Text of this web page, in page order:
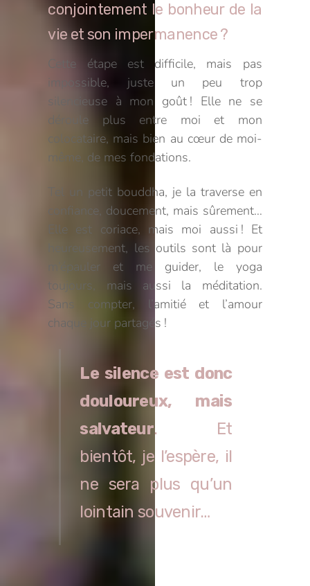
conjointement le bonheur de la
vie et son impermanence ?
Cette étape est difficile, mais pas
impossible, juste un peu trop
silencieuse à mon goût ! Elle ne se
déroule plus entre moi et mon
colocataire, mais bien au cœur de moi-
même, de mes fondations.
Tel un petit bouddha, je la traverse en
confiance, doucement, mais sûrement…
Elle est coriace, mais moi aussi ! Et
heureusement, les outils sont là pour
m’épauler et me guider, le yoga
toujours, mais aussi la méditation.
Sans compter, l’amitié et l’amour
chaque jour partagés !
Le silence est donc
douloureux, mais
salvateur. Et
bientôt, je l’espère, il
ne sera plus qu’un
lointain souvenir…